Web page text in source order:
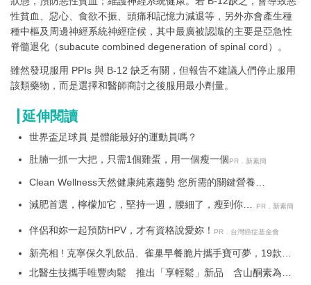
性貧血、惡心、食欲不振、頭痛和記憶力減退等，另外亦會產生種
種中樞及周邊神經系統神經症候，其中最廣被認識的主要是亞急性
脊髓退化（subacute combined degeneration of spinal cord）。
雖然發現服用 PPIs 與 B-12 缺乏有關，但報告不建議人們停止服用
該類藥物，而是選擇和醫師商討之後服用最小劑量。
延伸閱讀
世界盃足球員 是體能最好的運動員嗎？
肚腩一抓一大把，只需1個雞蛋，用一個瘦一個PR．新素簡
Clean Wellness天然健康純素趨勢 您所需的關鍵營養
減肥首選，檸檬加它，堅持一週，腰細了，瘦到你懷
PR．新素簡
伴侶和妳一起預防HPV，才有資格說愛妳！ PR．台灣癌症基金會
新亮相 ! 克寧保久乳飲品、雀巢早餐脆片攜手寶可夢，19款超
經典Q萌包裝，寶可夢迷準備好被收服吧
北醫生技攜手唯豐肉鬆 推出「享輕鬆」新品 含山酮素為長